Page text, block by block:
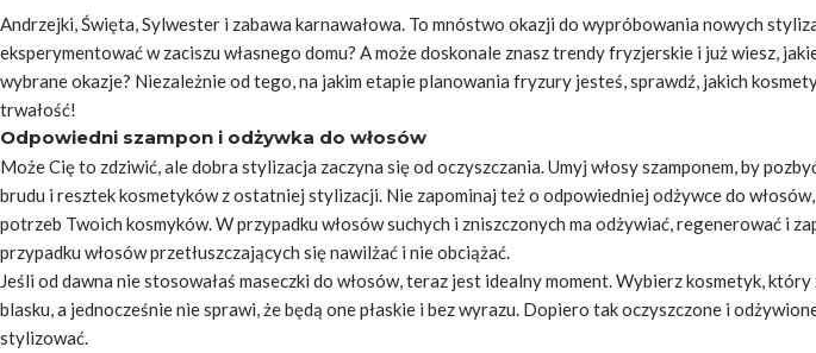
Andrzejki, Święta, Sylwester i zabawa karnawałowa. To mnóstwo okazji do wypróbowania nowych
eksperymentować w zaciszu własnego domu? A może doskonale znasz trendy fryzjerskie i już wiesz,
wybrane okazje? Niezależnie od tego, na jakim etapie planowania fryzury jesteś, sprawdź, jakich
trwałość!
Odpowiedni szampon i odżywka do włosów
Może Cię to zdziwić, ale dobra stylizacja zaczyna się od oczyszczania. Umyj włosy szamponem, by
brudu i resztek kosmetyków z ostatniej stylizacji. Nie zapominaj też o odpowiedniej odżywce do
potrzeb Twoich kosmyków. W przypadku włosów suchych i zniszczonych ma odżywiać, regenerować i
przypadku włosów przetłuszczających się nawilżać i nie obciążać.
Jeśli od dawna nie stosowałaś maseczki do włosów, teraz jest idealny moment. Wybierz kosmetyk, który
blasku, a jednocześnie nie sprawi, że będą one płaskie i bez wyrazu. Dopiero tak oczyszczone i
stylizować.